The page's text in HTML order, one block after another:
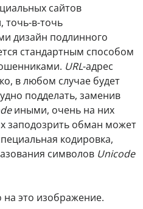
сайтов
точь-в-точь
дизайн подлинного
стандартным способом
URL-адрес
в любом случае будет
подделать, заменив
иными, очень на них
заподозрить обман может
кодировка,
символов Unicode
это изображение.